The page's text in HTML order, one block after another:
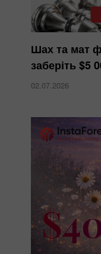
Шах та мат
заберіть $5
02.07.2026